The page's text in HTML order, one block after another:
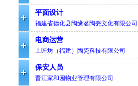
平面设计
福建省德化县陶缘茗陶瓷文化有限公司
电商运营
土匠坊（福建）陶瓷科技有限公司
保安人员
晋江家和园物业管理有限公司